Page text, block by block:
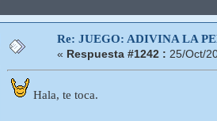
Re: JUEGO: ADIVINA LA
« Respuesta #1242 : 25/Oct/
Hala, te toca.